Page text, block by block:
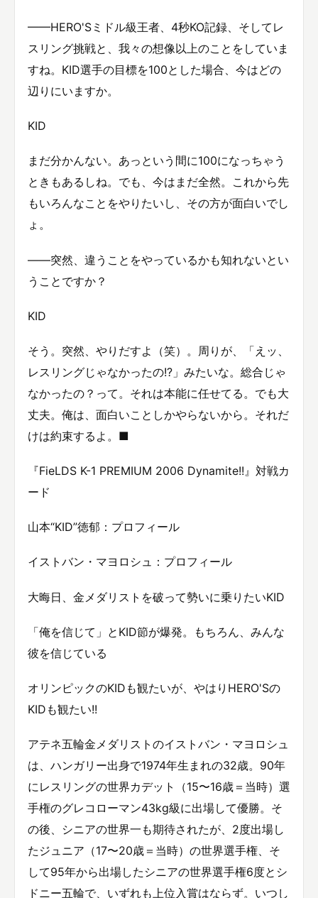
——HERO'Sミドル級王者、4秒KO記録、そしてレ
スリング挑戦と、我々の想像以上のことをしていま
すね。KID選手の目標を100とした場合、今はどの
辺りにいますか。
KID
まだ分かんない。あっという間に100になっちゃう
ときもあるしね。でも、今はまだ全然。これから先
もいろんなことをやりたいし、その方が面白いでし
ょ。
——突然、違うことをやっているかも知れないとい
うことですか？
KID
そう。突然、やりだすよ（笑）。周りが、「えッ、
レスリングじゃなかったの!?」みたいな。総合じゃ
なかったの？って。それは本能に任せてる。でも大
丈夫。俺は、面白いことしかやらないから。それだ
けは約束するよ。■
『FieLDS K-1 PREMIUM 2006 Dynamite!!』対戦カ
ード
山本“KID”徳郁：プロフィール
イストバン・マヨロシュ：プロフィール
大晦日、金メダリストを破って勢いに乗りたいKID
「俺を信じて」とKID節が爆発。もちろん、みんな
彼を信じている
オリンピックのKIDも観たいが、やはりHERO'Sの
KIDも観たい!!
アテネ五輪金メダリストのイストバン・マヨロシュ
は、ハンガリー出身で1974年生まれの32歳。90年
にレスリングの世界カデット（15〜16歳＝当時）選
手権のグレコローマン43kg級に出場して優勝。そ
の後、シニアの世界一も期待されたが、2度出場し
たジュニア（17〜20歳＝当時）の世界選手権、そ
して95年から出場したシニアの世界選手権6度とシ
ドニー五輪で、いずれも上位入賞はならず。いつし